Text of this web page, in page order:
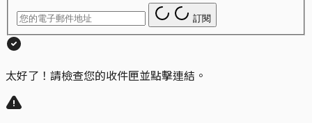
訂閱
太好了！請檢查您的收件匣並點擊連結。